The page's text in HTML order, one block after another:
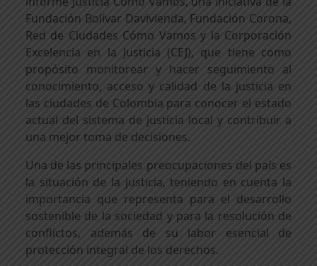
Fundación Bolívar Davivienda, Fundación Corona,
Red de Ciudades Cómo Vamos y la Corporación
Excelencia en la Justicia (CEJ), que tiene como
propósito monitorear y hacer seguimiento al
conocimiento, acceso y calidad de la justicia en
las ciudades de Colombia para conocer el estado
actual del sistema de justicia local y contribuir a
una mejor toma de decisiones.
Una de las principales preocupaciones del país es
la situación de la justicia, teniendo en cuenta la
importancia que representa para el desarrollo
sostenible de la sociedad y para la resolución de
conflictos, además de su labor esencial de
protección integral de los derechos.